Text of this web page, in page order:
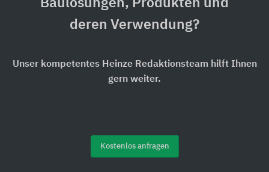
Baulösungen, Produkten und
deren Verwendung?
Unser kompetentes Heinze Redaktionsteam hilft Ihnen
gern weiter.
Kostenlos anfragen